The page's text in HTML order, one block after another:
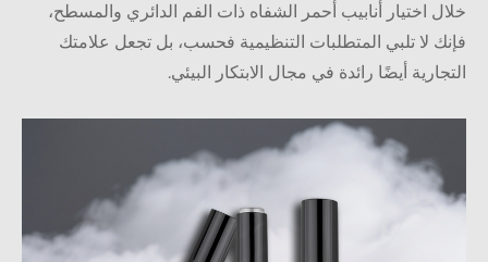
اختيار أنابيب أحمر الشفاه ذات الفم الدائري والمسطح،
لا تلبي المتطلبات التنظيمية فحسب، بل تجعل علامتك
أيضًا رائدة في مجال الابتكار البيئي.